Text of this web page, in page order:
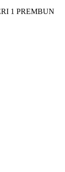
1 PREMBUN